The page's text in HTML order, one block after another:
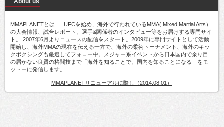
About us
MMAPLANETとは..... UFCを始め、海外で行われているMMA( Mixed Martial Arts）
の大会情報、試合レポート、選手&関係者のインタビュー等をお届けする専門サイ
ト。 2007年6月よりニュースの配信をスタート。2009年に専門サイトとして活動
開始し、海外MMAの現在を伝える一方で、海外の柔術トーナメント、海外のキッ
クボクシングも厳選してフォロー中。メジャー系イベントから日本国内で余り目
の届かない良質の格闘技まで「海外を知ることで、国内を知ることになる」をモ
ットーに発信します。
MMAPLANETリニューアルに際し（2014.08.01）